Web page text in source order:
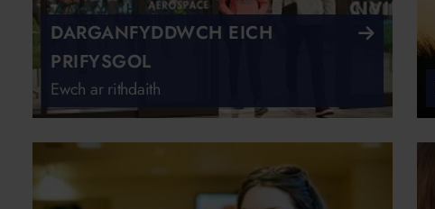
DARGANFYDDWCH EICH
PRIFYSGOL
Ewch ar rithdaith